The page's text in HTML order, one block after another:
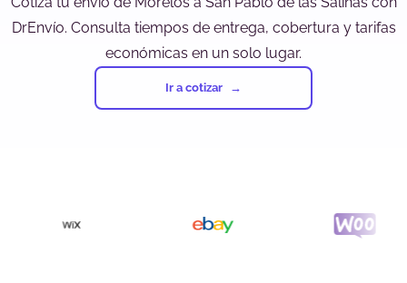
DrEnvío. Consulta tiempos de entrega, cobertura y tarifas
económicas en un solo lugar.
Ir a cotizar